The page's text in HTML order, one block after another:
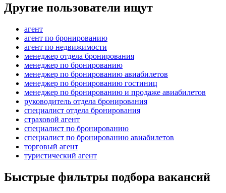
Другие пользователи ищут
агент
агент по бронированию
агент по недвижимости
менеджер отдела бронирования
менеджер по бронированию
менеджер по бронированию авиабилетов
менеджер по бронированию гостиниц
менеджер по бронированию и продаже авиабилетов
руководитель отдела бронирования
специалист отдела бронирования
страховой агент
специалист по бронированию
специалист по бронированию авиабилетов
торговый агент
туристический агент
Быстрые фильтры подбора вакансий